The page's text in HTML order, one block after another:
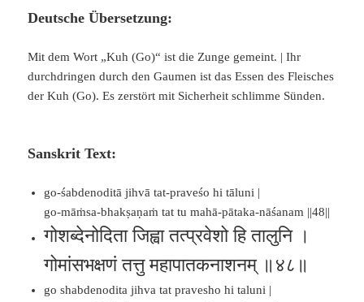
Deutsche Übersetzung:
Mit dem Wort „Kuh (Go)“ ist die Zunge gemeint. | Ihr
durchdringen durch den Gaumen ist das Essen des Fleisches
der Kuh (Go). Es zerstört mit Sicherheit schlimme Sünden.
Sanskrit Text:
go-śabdenoditā jihvā tat-praveśo hi tāluni |
go-māṁsa-bhakṣaṇaṁ tat tu mahā-pātaka-nāśanam ||48||
गोशब्देनोदिता जिह्वा तत्प्रवेशो हि तालुनि ।
गोमांसभक्षणं तत्तु महापातकनाशनम् ॥४८॥
go shabdenodita jihva tat pravesho hi taluni |